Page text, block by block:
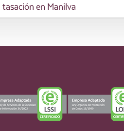
en Manilva